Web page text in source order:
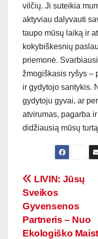
vilčių. Ji suteikia
aktyviau dalyvauti
taupo mūsų laiką ir
kokybiškesnių
priemonė.
žmogiškasis ryšys –
ir gydytojo santykis.
gydytoju gyvai, ar
atvirumas, pagarba
didžiausią mūsų
Navigacija
tarp
įrašų
LIVIN: Jūsų
Sveikos
Gyvensenos
Partneris – Nuo
Ekologiško